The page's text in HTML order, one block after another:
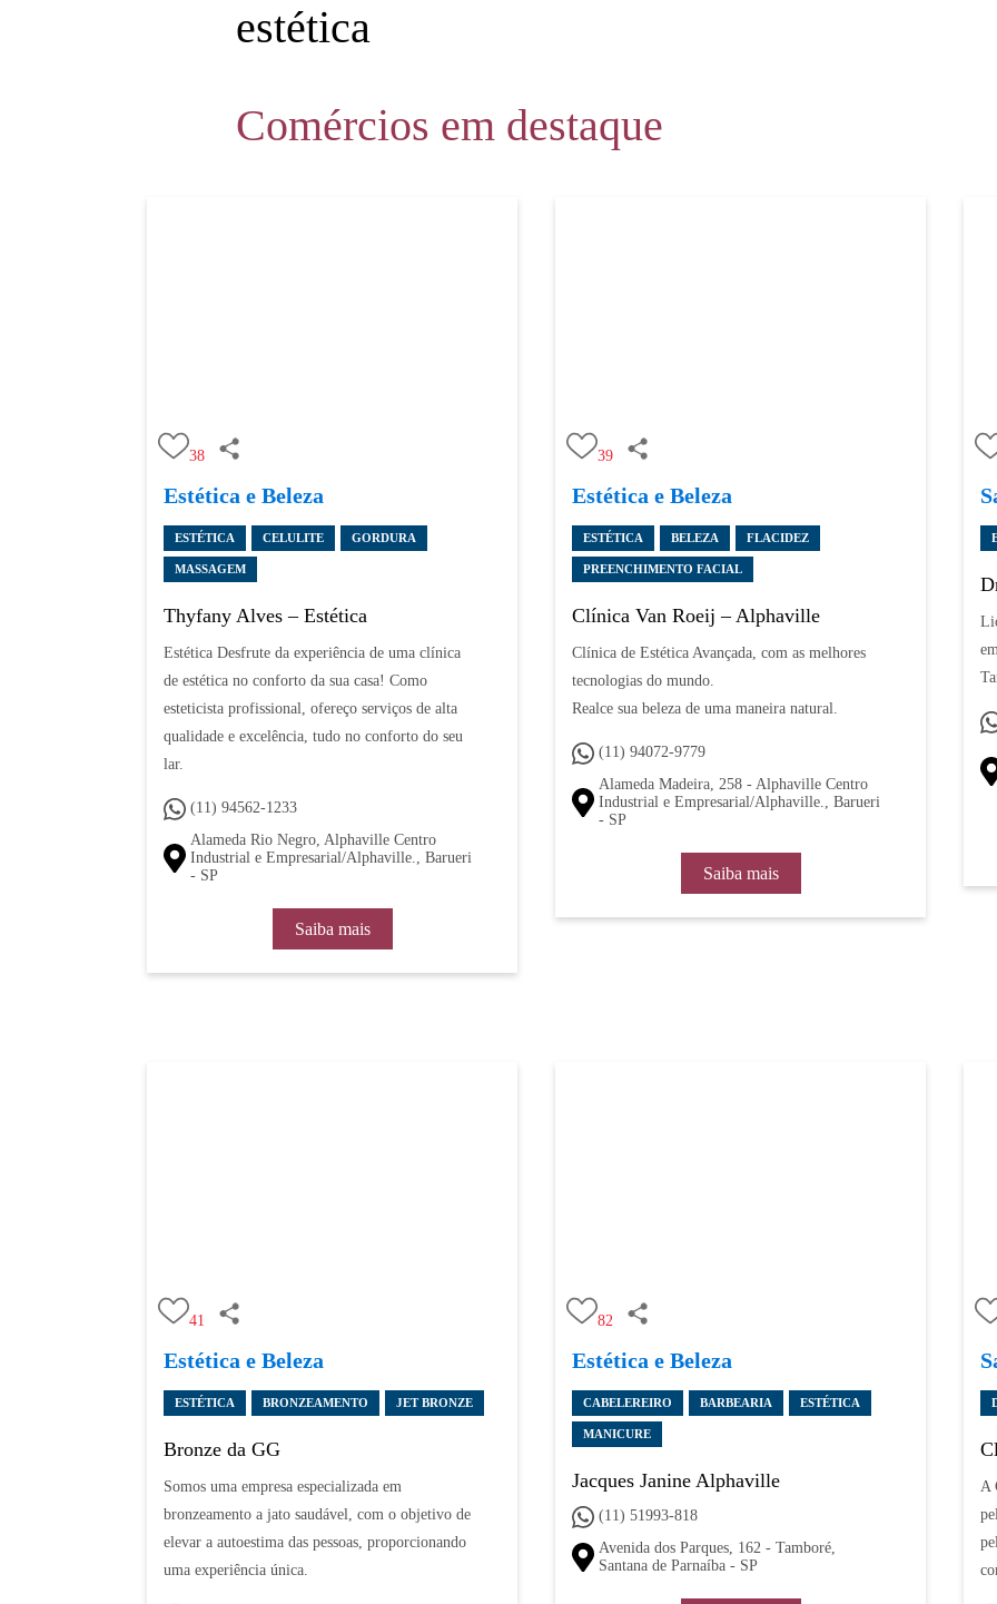
estética
Comércios em destaque
38
Estética e Beleza
ESTÉTICA CELULITE GORDURA
MASSAGEM
Thyfany Alves – Estética
Estética Desfrute da experiência de uma clínica
de estética no conforto da sua casa! Como
esteticista profissional, ofereço serviços de alta
qualidade e excelência, tudo no conforto do seu
lar.
(11) 94562-1233
Alameda Rio Negro, Alphaville Centro
Industrial e Empresarial/Alphaville., Barueri
- SP
Saiba mais
39
Estética e Beleza
ESTÉTICA BELEZA FLACIDEZ
PREENCHIMENTO FACIAL
Clínica Van Roeij – Alphaville
Clínica de Estética Avançada, com as melhores
tecnologias do mundo.
Realce sua beleza de uma maneira natural.
(11) 94072-9779
Alameda Madeira, 258 - Alphaville Centro
Industrial e Empresarial/Alphaville., Barueri
- SP
Saiba mais
41
Estética e Beleza
ESTÉTICA BRONZEAMENTO JET BRONZE
Bronze da GG
Somos uma empresa especializada em
bronzeamento a jato saudável, com o objetivo de
elevar a autoestima das pessoas, proporcionando
uma experiência única.
82
Estética e Beleza
CABELEREIRO BARBEARIA ESTÉTICA
MANICURE
Jacques Janine Alphaville
(11) 51993-818
Avenida dos Parques, 162 - Tamboré,
Santana de Parnaíba - SP
A